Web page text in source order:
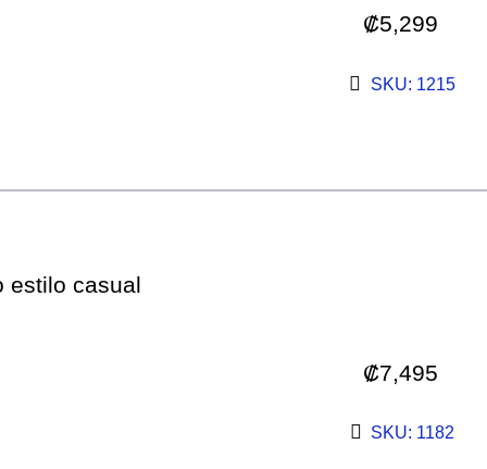
₡5,299
SKU: 1215
estilo casual
₡7,495
SKU: 1182